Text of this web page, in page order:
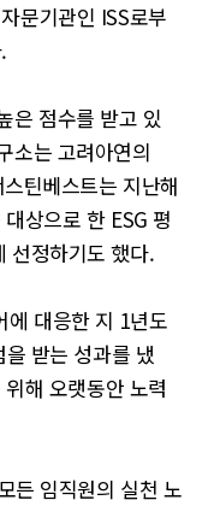
문기관인 ISS로부
은 점수를 받고 있
소는 고려아연의
틴베스트는 지난해
상으로 한 ESG 평
선정하기도 했다.
에 대응한 지 1년도
받는 성과를 냈
해 오랫동안 노력
든 임직원의 실천 노